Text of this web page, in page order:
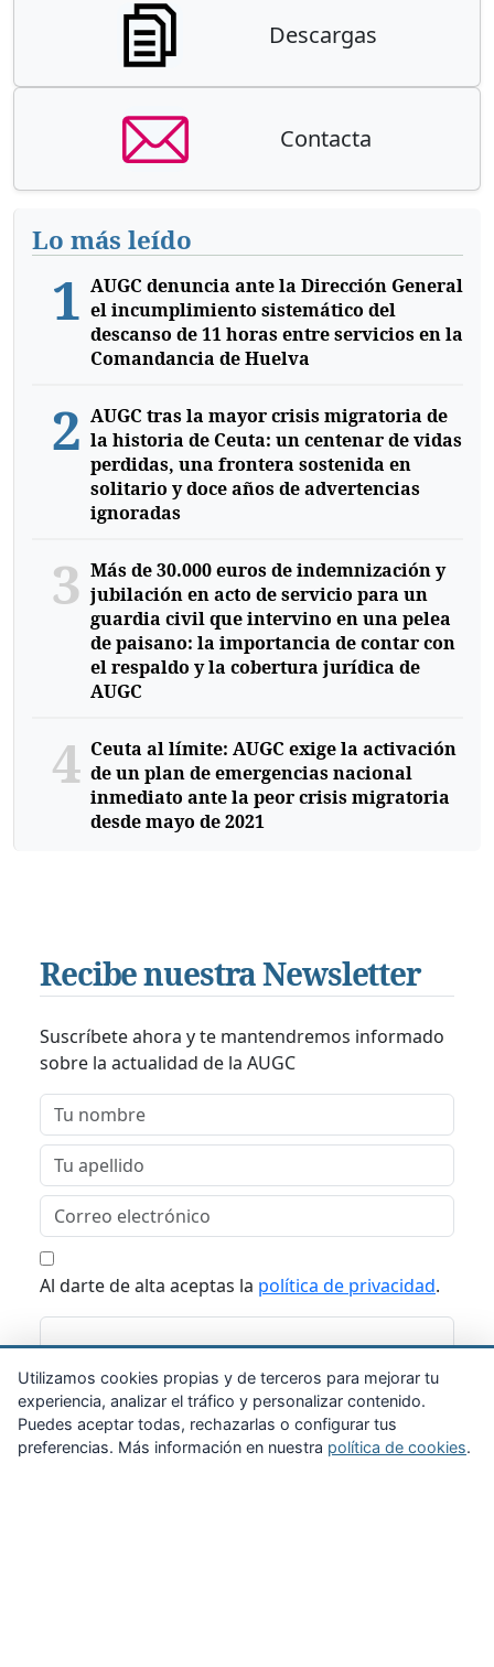
Descargas
Contacta
Lo más leído
1 AUGC denuncia ante la Dirección General
el incumplimiento sistemático del
descanso de 11 horas entre servicios en la
Comandancia de Huelva
2 AUGC tras la mayor crisis migratoria de
la historia de Ceuta: un centenar de vidas
perdidas, una frontera sostenida en
solitario y doce años de advertencias
ignoradas
3 Más de 30.000 euros de indemnización y
jubilación en acto de servicio para un
guardia civil que intervino en una pelea
de paisano: la importancia de contar con
el respaldo y la cobertura jurídica de
AUGC
4 Ceuta al límite: AUGC exige la activación
de un plan de emergencias nacional
inmediato ante la peor crisis migratoria
desde mayo de 2021
Recibe nuestra Newsletter
Suscríbete ahora y te mantendremos informado
sobre la actualidad de la AUGC
Al darte de alta aceptas la política de privacidad.
Suscribirme
Utilizamos cookies propias y de terceros para mejorar tu
experiencia, analizar el tráfico y personalizar contenido.
Puedes aceptar todas, rechazarlas o configurar tus
preferencias. Más información en nuestra política de cookies.